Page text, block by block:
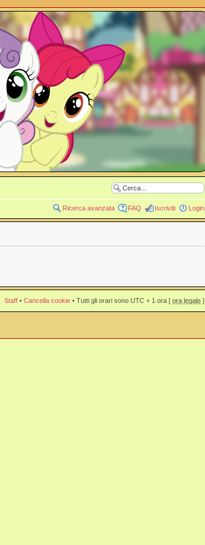
Ricerca avanzata FAQ Iscriviti Login
Staff • Cancella cookie • Tutti gli orari sono UTC + 1 ora [ ora legale ]